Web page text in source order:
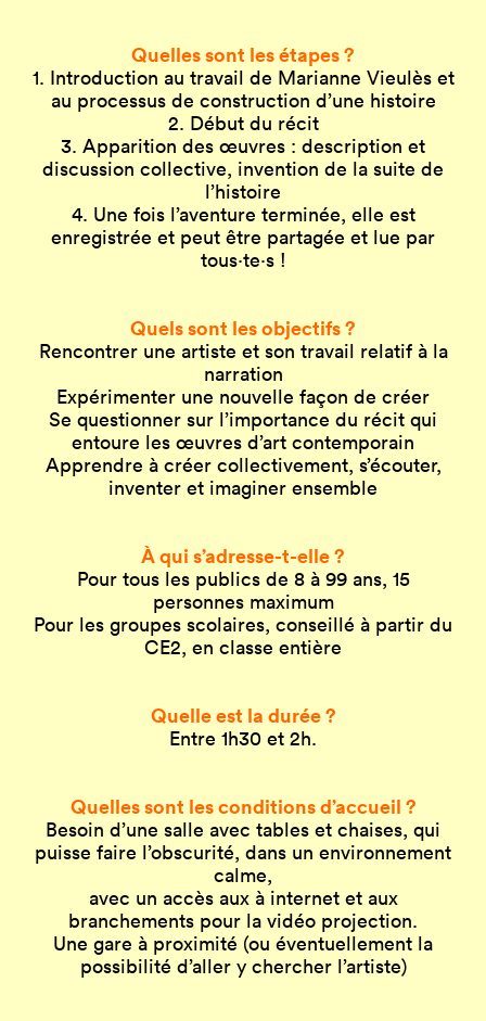
Quelles sont les étapes ?
1. Introduction au travail de Marianne Vieulès et
au processus de construction d’une histoire
2. Début du récit
3. Apparition des œuvres : description et
discussion collective, invention de la suite de
l’histoire
4. Une fois l’aventure terminée, elle est
enregistrée et peut être partagée et lue par
tous·te·s !
Quels sont les objectifs ?
Rencontrer une artiste et son travail relatif à la
narration
Expérimenter une nouvelle façon de créer
Se questionner sur l’importance du récit qui
entoure les œuvres d’art contemporain
Apprendre à créer collectivement, s’écouter,
inventer et imaginer ensemble
À qui s’adresse-t-elle ?
Pour tous les publics de 8 à 99 ans, 15
personnes maximum
Pour les groupes scolaires, conseillé à partir du
CE2, en classe entière
Quelle est la durée ?
Entre 1h30 et 2h.
Quelles sont les conditions d’accueil ?
Besoin d’une salle avec tables et chaises, qui
puisse faire l’obscurité, dans un environnement
calme,
avec un accès aux à internet et aux
branchements pour la vidéo projection.
Une gare à proximité (ou éventuellement la
possibilité d’aller y chercher l’artiste)